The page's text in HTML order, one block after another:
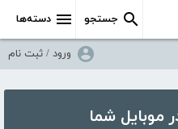
دسته‌ها جستجو
ورود / ثبت نام